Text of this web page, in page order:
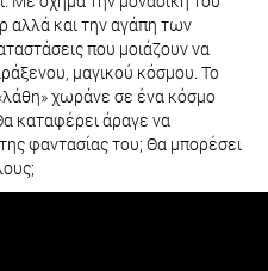
αλλά και την αγάπη των
που μοιάζουν να
μαγικού κόσμου. Το
χωράνε σε ένα κόσμο
καταφέρει άραγε να
φαντασίας του; Θα μπορέσει